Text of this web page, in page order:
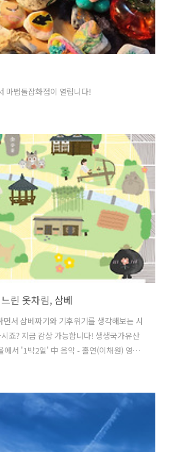
마법돌잡화점이 열립니다!
린 옷차림, 삼베
서 삼베짜기와 기후위기를 생각해보는 시
죠? 지금 감상 가능합니다! 생생국가유산
에서 '1박2일' 中 음악 - 홀연(이채원) 영상
IZHUvkTeQkM?